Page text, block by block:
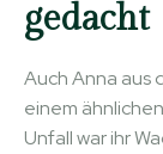
gedacht
Auch Anna aus
einem
Unfall war ihr